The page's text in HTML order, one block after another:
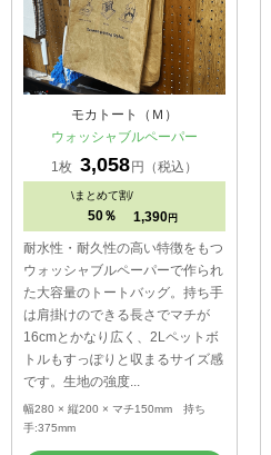
モカトート（Ｍ）
ウォッシャブルペーパー
1枚 3,058円（税込）
\まとめて割/
50％ 1,390 円
耐水性・耐久性の高い特徴をもつ
ウォッシャブルペーパーで作られ
た大容量のトートバッグ。持ち手
は肩掛けのできる長さでマチが
16cmとかなり広く、2Lペットボ
トルもすっぽりと収まるサイズ感
です。生地の強度...
幅280 × 縦200 × マチ150mm 持ち
手:375mm